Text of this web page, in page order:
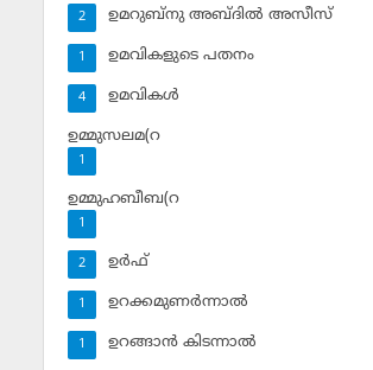
ഉമറുബ്‌നു അബ്ദില്‍ അസീസ്‌
2
ഉമവികളുടെ പതനം
1
ഉമവികള്‍
4
ഉമ്മുസലമ(റ
1
ഉമ്മുഹബീബ(റ
1
ഉര്‍ഫ്
2
ഉറക്കമുണര്‍ന്നാല്‍
1
ഉറങ്ങാന്‍ കിടന്നാല്‍
1